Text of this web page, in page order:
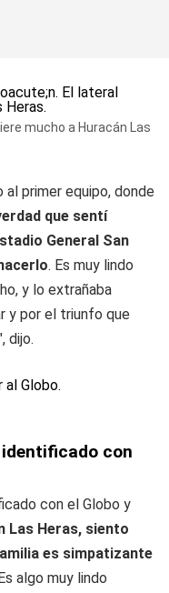
mucho a Huracán Las
primer equipo, donde
que sentí
General San
. Es muy lindo
y lo extrañaba
y por el triunfo que
dijo.
con
con el Globo y
Las Heras, siento
es simpatizante
algo muy lindo